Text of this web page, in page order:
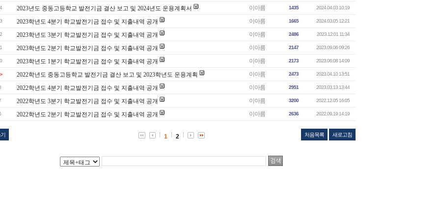
2023년도 중동고등학교 발전기금 결산 보고 및 2024년도 운용계획서 이아름 1435 2024.04.03 10:19
2023학년도 4분기 학교발전기금 접수 및 지출내역 공개 이아름 1665 2024.03.05 12:21
2023학년도 3분기 학교발전기금 접수 및 지출내역 공개 이아름 2486 2023.12.01 11:34
2023학년도 2분기 학교발전기금 접수 및 지출내역 공개 이아름 2147 2023.09.06 09:26
2023학년도 1분기 학교발전기금 접수 및 지출내역 공개 이아름 2173 2023.06.08 14:09
2022학년도 중동고등학교 발전기금 결산 보고 및 2023학년도 운용계획 이아름 2473 2023.04.10 13:51
2022학년도 4분기 학교발전기금 접수 및 지출내역 공개 이아름 2951 2023.03.13 13:44
2022학년도 3분기 학교발전기금 접수 및 지출내역 공개 이아름 3200 2022.12.05 16:05
2022학년도 2분기 학교발전기금 접수 및 지출내역 공개 이아름 2636 2022.09.19 14:19
처음목록 새로고침
1 2